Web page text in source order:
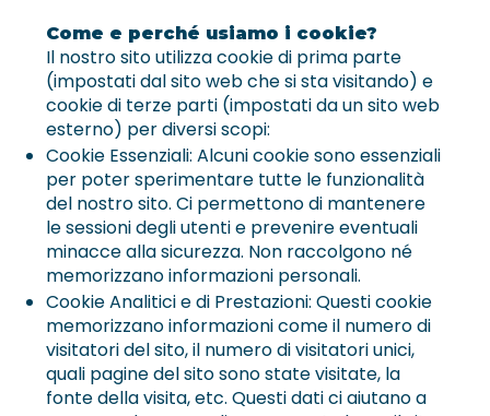
Come e perché usiamo i cookie?
Il nostro sito utilizza cookie di prima parte
(impostati dal sito web che si sta visitando) e
cookie di terze parti (impostati da un sito web
esterno) per diversi scopi:
Cookie Essenziali: Alcuni cookie sono essenziali
per poter sperimentare tutte le funzionalità
del nostro sito. Ci permettono di mantenere
le sessioni degli utenti e prevenire eventuali
minacce alla sicurezza. Non raccolgono né
memorizzano informazioni personali.
Cookie Analitici e di Prestazioni: Questi cookie
memorizzano informazioni come il numero di
visitatori del sito, il numero di visitatori unici,
quali pagine del sito sono state visitate, la
fonte della visita, etc. Questi dati ci aiutano a